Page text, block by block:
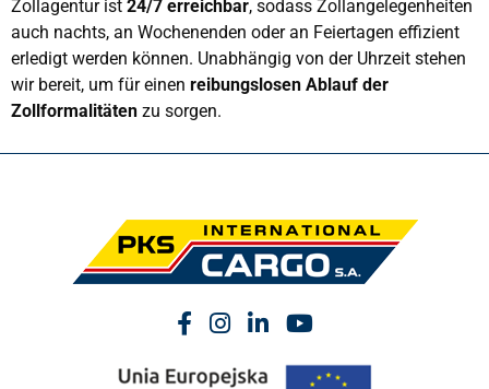
Zollagentur ist 24/7 erreichbar, sodass Zollangelegenheiten
auch nachts, an Wochenenden oder an Feiertagen effizient
erledigt werden können. Unabhängig von der Uhrzeit stehen
wir bereit, um für einen reibungslosen Ablauf der
Zollformalitäten zu sorgen.